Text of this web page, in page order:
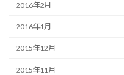
2016年2月
2016年1月
2015年12月
2015年11月